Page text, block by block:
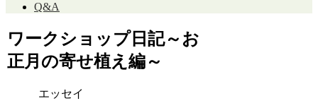
Q&A
ワークショップ日記～お
正月の寄せ植え編～
エッセイ